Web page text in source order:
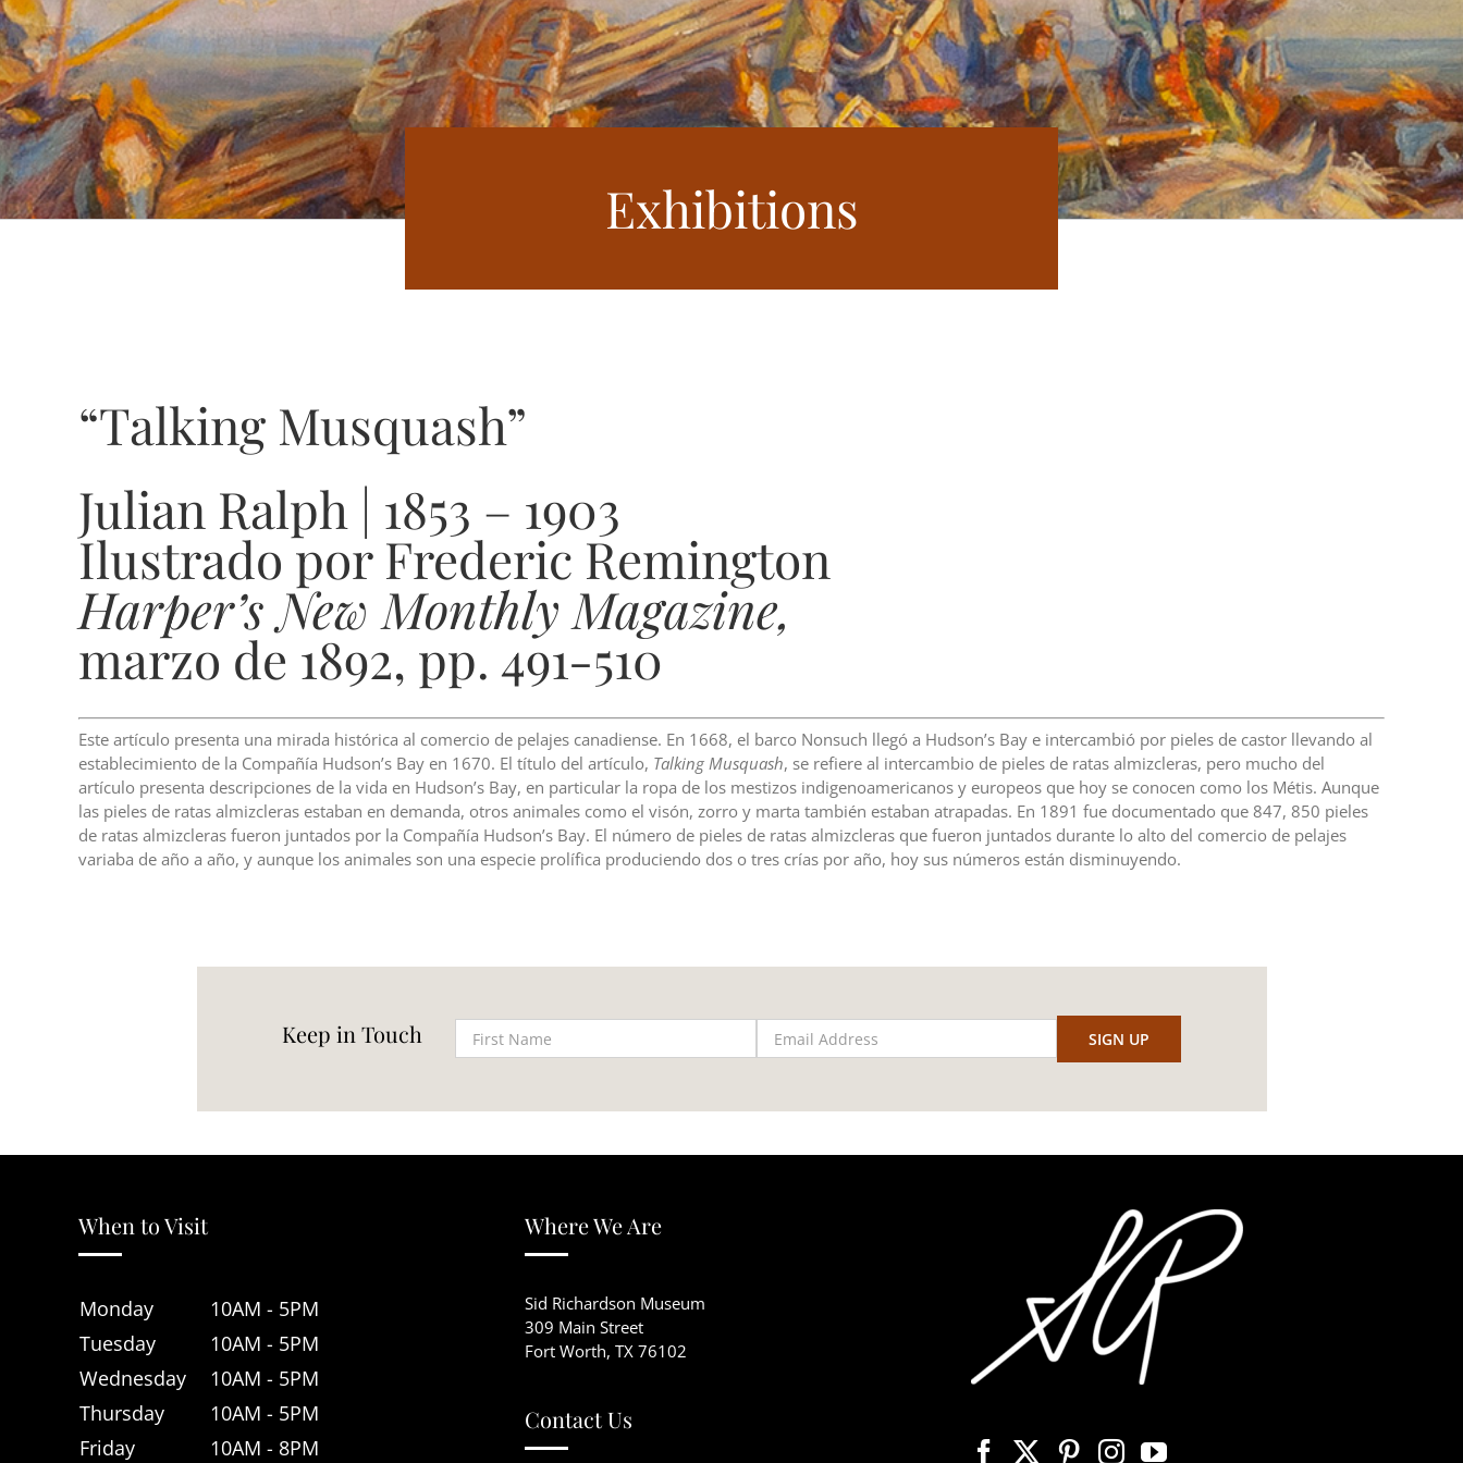
Exhibitions
“Talking Musquash”
Julian Ralph | 1853 – 1903
Ilustrado por Frederic Remington
Harper’s New Monthly Magazine,
marzo de 1892, pp. 491-510
Este artículo presenta una mirada histórica al comercio de pelajes canadiense. En 1668, el barco Nonsuch llegó a Hudson’s Bay e intercambió por pieles de castor llevando al
establecimiento de la Compañía Hudson’s Bay en 1670. El título del artículo, Talking Musquash, se refiere al intercambio de pieles de ratas almizcleras, pero mucho del
artículo presenta descripciones de la vida en Hudson’s Bay, en particular la ropa de los mestizos indigenoamericanos y europeos que hoy se conocen como los Métis. Aunque
las pieles de ratas almizcleras estaban en demanda, otros animales como el visón, zorro y marta también estaban atrapadas. En 1891 fue documentado que 847, 850 pieles
de ratas almizcleras fueron juntados por la Compañía Hudson’s Bay. El número de pieles de ratas almizcleras que fueron juntados durante lo alto del comercio de pelajes
variaba de año a año, y aunque los animales son una especie prolífica produciendo dos o tres crías por año, hoy sus números están disminuyendo.
Keep in Touch
When to Visit
Monday
10AM - 5PM
Tuesday
10AM - 5PM
Wednesday
10AM - 5PM
Thursday
10AM - 5PM
Friday
10AM - 8PM
Where We Are
Sid Richardson Museum
309 Main Street
Fort Worth, TX 76102
Contact Us